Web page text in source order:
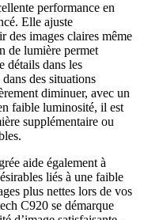
performance en
Elle ajuste
des images claires même
de lumière permet
détails dans les
des situations
diminuer, avec un
faible luminosité, il est
supplémentaire ou
aide également à
liés à une faible
plus nettes lors de vos
C920 se démarque